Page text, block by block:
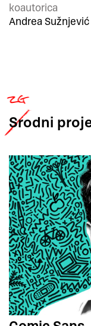
koautorica
Andrea Sužnjević
Srodni